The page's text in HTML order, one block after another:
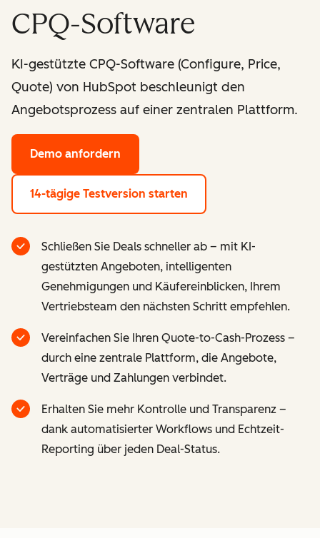
CPQ-Software
KI-gestützte CPQ-Software (Configure, Price,
Quote) von HubSpot beschleunigt den
Angebotsprozess auf einer zentralen Plattform.
Demo anfordern
14-tägige Testversion starten
Schließen Sie Deals schneller ab – mit KI-
gestützten Angeboten, intelligenten
Genehmigungen und Käufereinblicken, Ihrem
Vertriebsteam den nächsten Schritt empfehlen.
Vereinfachen Sie Ihren Quote-to-Cash-Prozess –
durch eine zentrale Plattform, die Angebote,
Verträge und Zahlungen verbindet.
Erhalten Sie mehr Kontrolle und Transparenz –
dank automatisierter Workflows und Echtzeit-
Reporting über jeden Deal-Status.